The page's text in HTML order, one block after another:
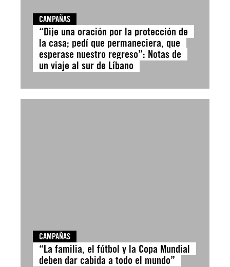
CAMPAÑAS
“Dije una oración por la protección de
la casa; pedí que permaneciera, que
esperase nuestro regreso”: Notas de
un viaje al sur de Líbano
CAMPAÑAS
“La familia, el fútbol y la Copa Mundial
deben dar cabida a todo el mundo”